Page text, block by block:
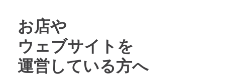
お店や
ウェブサイトを
運営している方へ